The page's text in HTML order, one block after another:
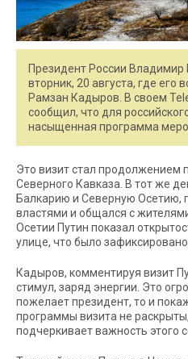
Президент России
вторник, 20 августа, где его
Рамзан Кадыров. В своем
сообщил, что для
насыщенная программа
Это визит стал продолжением
Северного Кавказа. В тот же
Балкарию и Северную Осетию,
властями и общался с
Осетии Путин показал
улице, что было
Кадыров, комментируя визит
стимул, заряд энергии. Это
пожелает президент, то и
программы визита не
подчеркивает важность этого